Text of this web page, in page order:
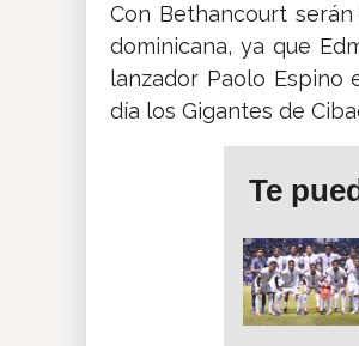
Con Bethancourt
dominicana, ya que
lanzador Paolo
día los Gigantes de
Te